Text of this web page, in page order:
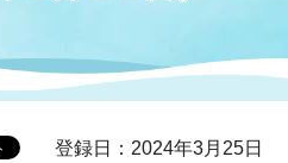
登録日：2024年3月25日